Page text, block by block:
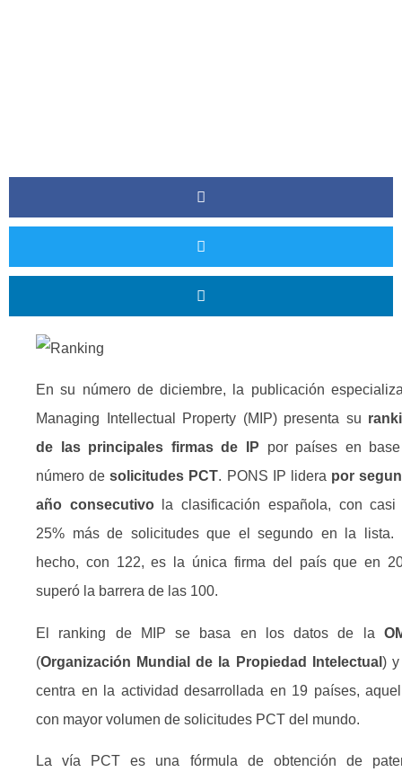
En su número de diciembre, la publicación
Managing Intellectual Property (MIP) presenta su
de las principales firmas de IP por países en
número desolicitudes PCT. PONS IP lidera por
año consecutivola clasificación española, con casi
25% más de solicitudes que el segundo en la lista.
hecho, con 122, es la única firma del país que en
superó la barrera de las 100.
El ranking de MIP se basa en los datos de la
(Organización Mundial de la Propiedad Intelectual ) y
centra en la actividad desarrollada en 19 países,
con mayor volumen de solicitudes PCT del mundo.
La vía PCT es una fórmula de obtención de